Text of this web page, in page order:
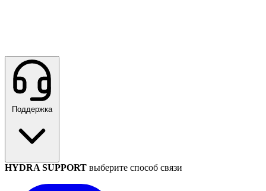
Поддержка
HYDRA SUPPORT выберите способ связи